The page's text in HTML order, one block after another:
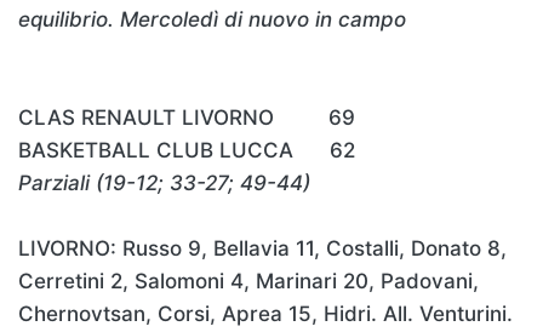
equilibrio. Mercoledì di nuovo in campo
CLAS RENAULT LIVORNO 69
BASKETBALL CLUB LUCCA 62
Parziali (19-12; 33-27; 49-44)
LIVORNO: Russo 9, Bellavia 11, Costalli, Donato 8,
Cerretini 2, Salomoni 4, Marinari 20, Padovani,
Chernovtsan, Corsi, Aprea 15, Hidri. All. Venturini.